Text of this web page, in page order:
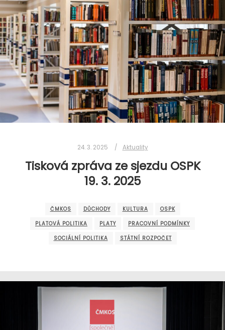
24. 3. 2025 Aktuality
Tisková zpráva ze sjezdu OSPK
19. 3. 2025
ČMKOS DŮCHODY KULTURA
OSPK
PLATOVÁ POLITIKA
PLATY
PRACOVNÍ PODMÍNKY
SOCIÁLNÍ POLITIKA
STÁTNÍ ROZPOČET